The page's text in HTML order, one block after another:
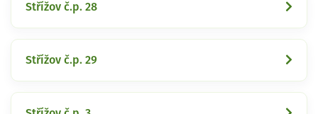
Střížov č.p. 28
Střížov č.p. 29